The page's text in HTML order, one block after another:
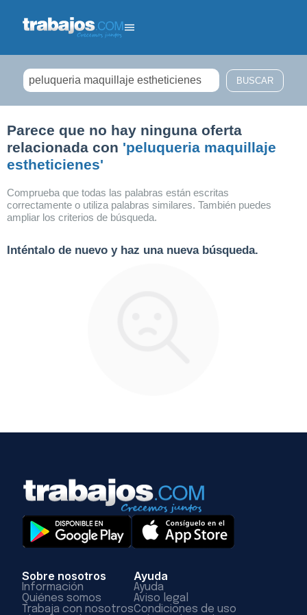
Parece que no hay ninguna oferta
relacionada con 'peluqueria maquillaje
estheticienes'
Comprueba que todas las palabras están escritas
correctamente o utiliza palabras similares. También puedes
ampliar los criterios de búsqueda.
Inténtalo de nuevo y haz una nueva búsqueda.
Sobre nosotros
Información
Quiénes somos
Trabaja con nosotros
Ayuda
Ayuda
Aviso legal
Condiciones de uso